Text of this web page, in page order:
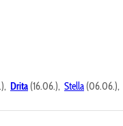
Drita (16.06.), Stella (06.06.),